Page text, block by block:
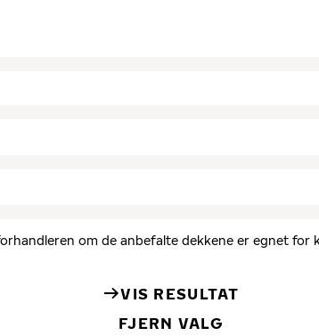
om de anbefalte dekkene er egnet for
VIS RESULTAT
FJERN VALG